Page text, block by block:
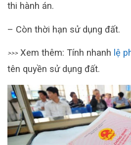
thi hành án.
– Còn thời hạn sử dụng đất.
>>> Xem thêm: Tính nhanh lệ
tên quyền sử dụng đất.